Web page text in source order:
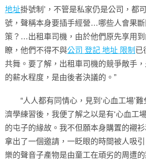
地址掛號制’，不管是私家仍是公司，都
號，聲稱本身要插手經營…哪些人會果
策？…出租車司機，由於他們原先享用到
瞭，他們不得不與公司 登記 地址 限制 已
共舞。要了解，出租車司機的競爭敵手
的薪水程度，是由後者決議的。”
“人人都有同情心，見到‘心血工場’難
濟學練習後，我便了解之以是有‘心血工
的屯子的緣故。我不但願本身購置的襯
拿出了一個邀請，一眨眼的時間被人吸
樂的聲音子產物是由童工在頑劣的周遭的